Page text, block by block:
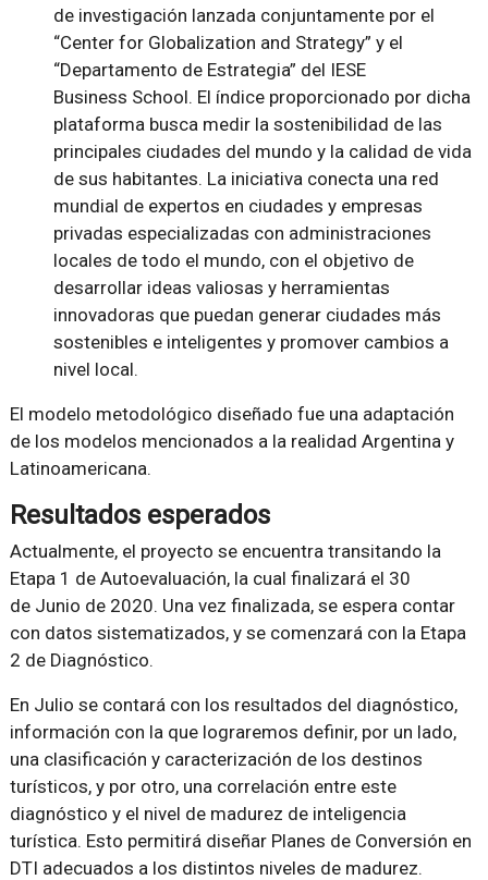
de investigación lanzada conjuntamente por el
“Center for Globalization and Strategy” y el
“Departamento de Estrategia” del IESE
Business School. El índice proporcionado por dicha
plataforma busca medir la sostenibilidad de las
principales ciudades del mundo y la calidad de vida
de sus habitantes. La iniciativa conecta una red
mundial de expertos en ciudades y empresas
privadas especializadas con administraciones
locales de todo el mundo, con el objetivo de
desarrollar ideas valiosas y herramientas
innovadoras que puedan generar ciudades más
sostenibles e inteligentes y promover cambios a
nivel local.
El modelo metodológico diseñado fue una adaptación
de los modelos mencionados a la realidad Argentina y
Latinoamericana.
Resultados esperados
Actualmente, el proyecto se encuentra transitando la
Etapa 1 de Autoevaluación, la cual finalizará el 30
de Junio de 2020. Una vez finalizada, se espera contar
con datos sistematizados, y se comenzará con la Etapa
2 de Diagnóstico.
En Julio se contará con los resultados del diagnóstico,
información con la que lograremos definir, por un lado,
una clasificación y caracterización de los destinos
turísticos, y por otro, una correlación entre este
diagnóstico y el nivel de madurez de inteligencia
turística. Esto permitirá diseñar Planes de Conversión en
DTI adecuados a los distintos niveles de madurez.